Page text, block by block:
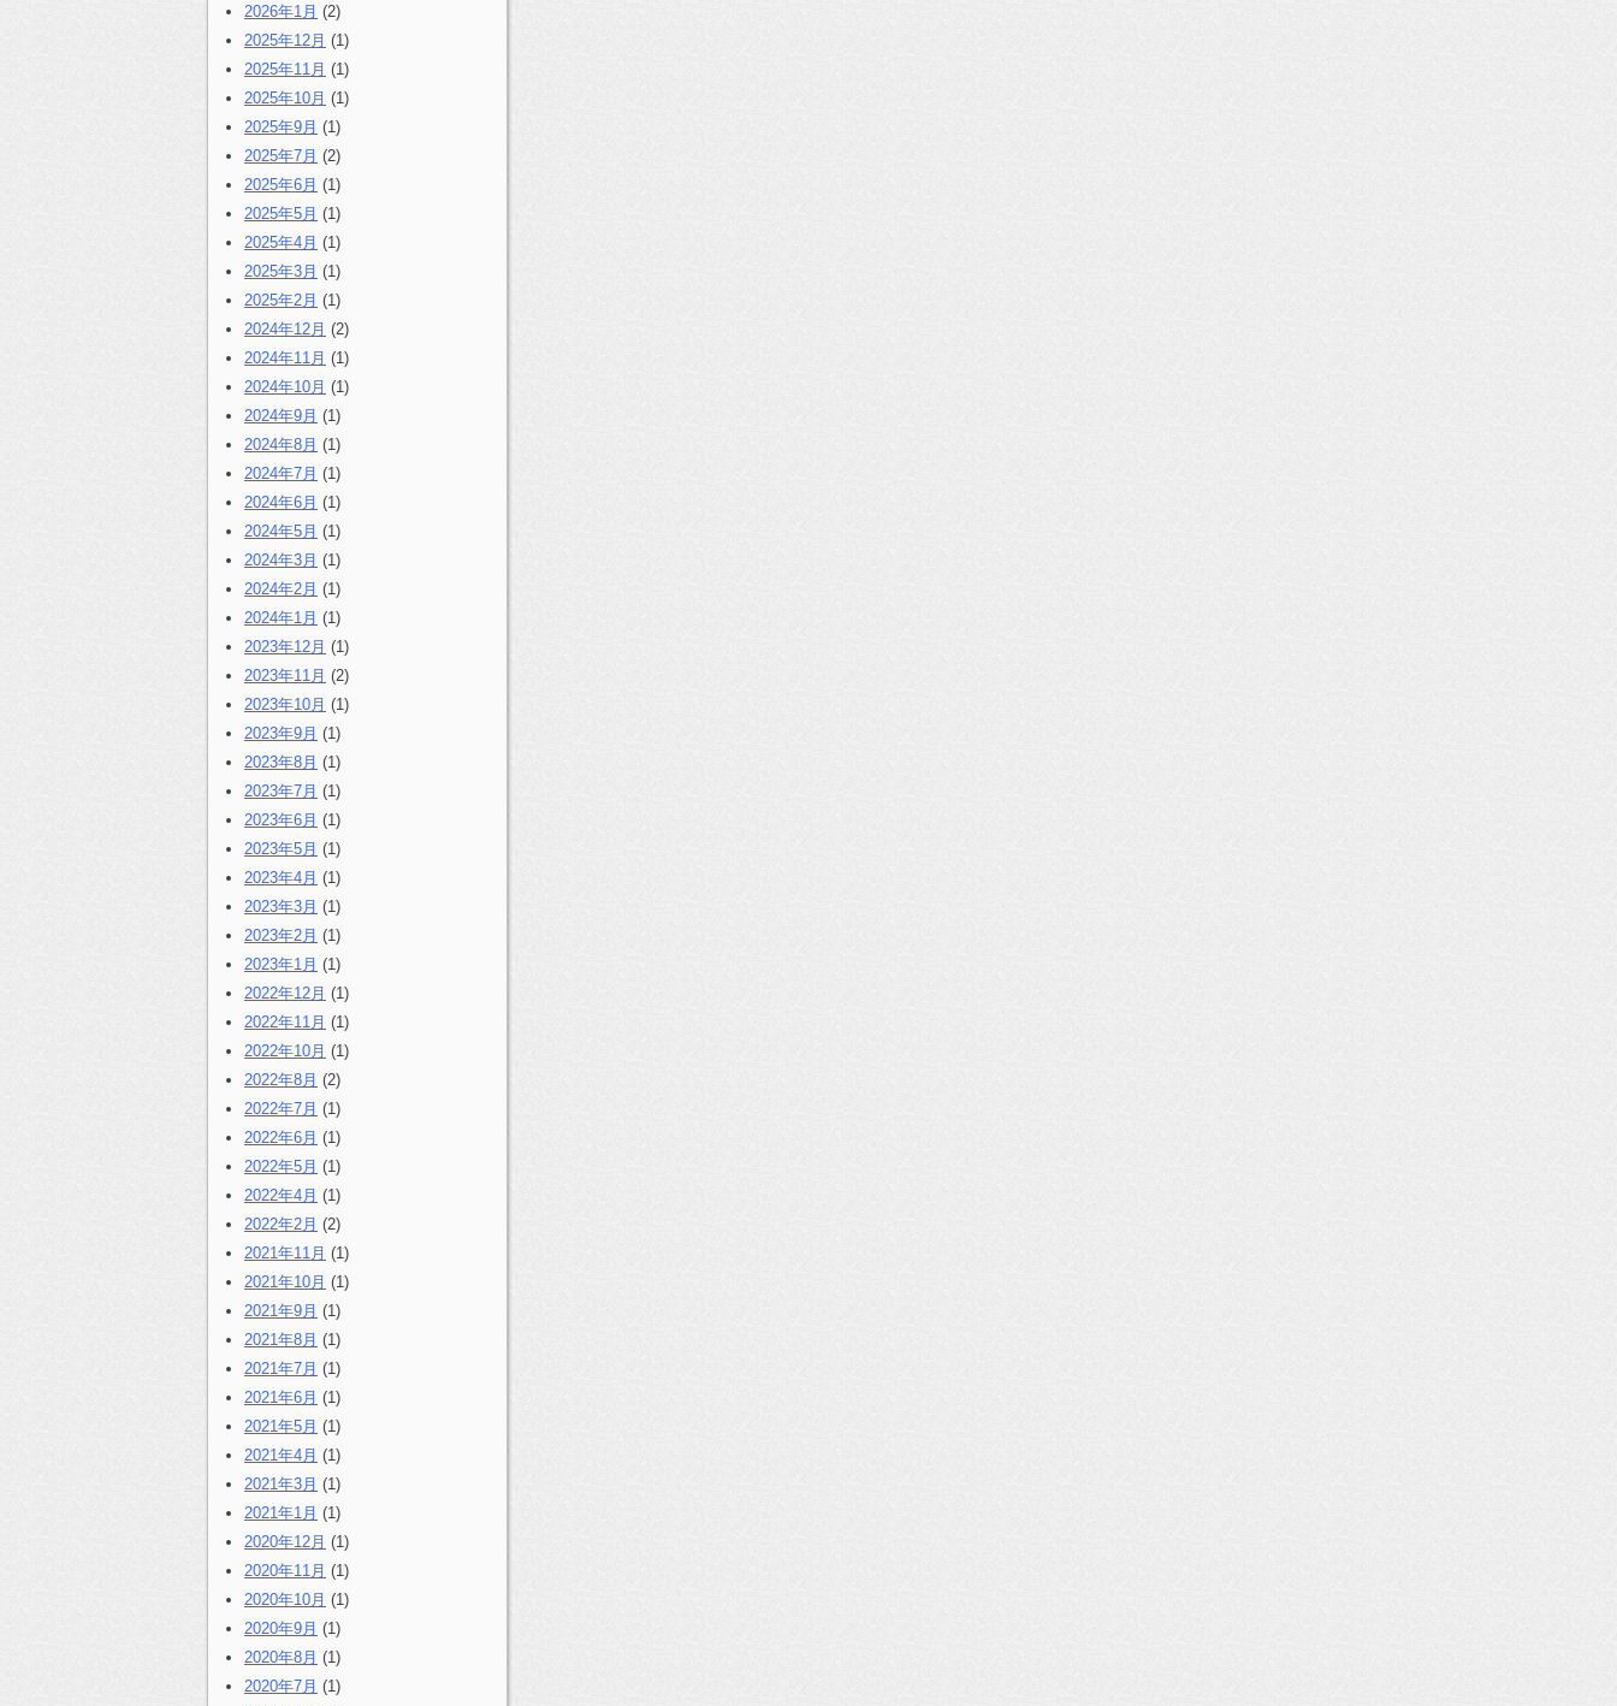
2026年1月 (2)
2025年12月 (1)
2025年11月 (1)
2025年10月 (1)
2025年9月 (1)
2025年7月 (2)
2025年6月 (1)
2025年5月 (1)
2025年4月 (1)
2025年3月 (1)
2025年2月 (1)
2024年12月 (2)
2024年11月 (1)
2024年10月 (1)
2024年9月 (1)
2024年8月 (1)
2024年7月 (1)
2024年6月 (1)
2024年5月 (1)
2024年3月 (1)
2024年2月 (1)
2024年1月 (1)
2023年12月 (1)
2023年11月 (2)
2023年10月 (1)
2023年9月 (1)
2023年8月 (1)
2023年7月 (1)
2023年6月 (1)
2023年5月 (1)
2023年4月 (1)
2023年3月 (1)
2023年2月 (1)
2023年1月 (1)
2022年12月 (1)
2022年11月 (1)
2022年10月 (1)
2022年8月 (2)
2022年7月 (1)
2022年6月 (1)
2022年5月 (1)
2022年4月 (1)
2022年2月 (2)
2021年11月 (1)
2021年10月 (1)
2021年9月 (1)
2021年8月 (1)
2021年7月 (1)
2021年6月 (1)
2021年5月 (1)
2021年4月 (1)
2021年3月 (1)
2021年1月 (1)
2020年12月 (1)
2020年11月 (1)
2020年10月 (1)
2020年9月 (1)
2020年8月 (1)
2020年7月 (1)